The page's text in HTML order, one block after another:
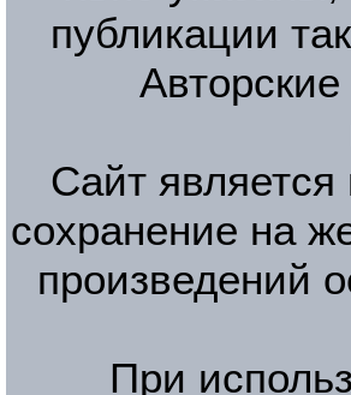
публикации
Сайт
сохранение на
произведений
При